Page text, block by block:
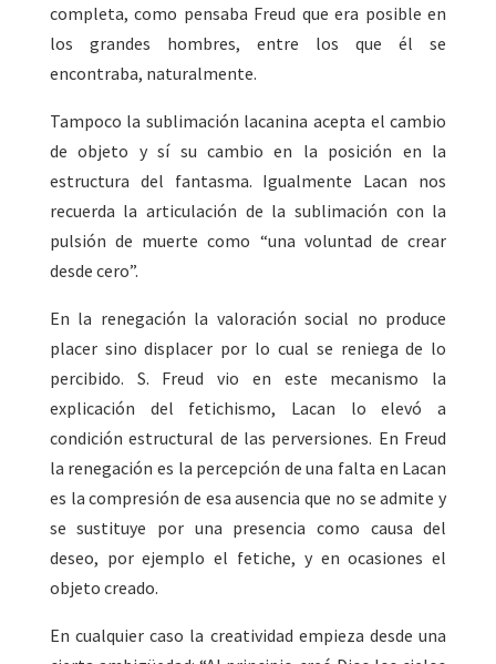
completa, como pensaba Freud que era posible en
los grandes hombres, entre los que él se
encontraba, naturalmente.
Tampoco la sublimación lacanina acepta el cambio
de objeto y sí su cambio en la posición en la
estructura del fantasma. Igualmente Lacan nos
recuerda la articulación de la sublimación con la
pulsión de muerte como “una voluntad de crear
desde cero”.
En la renegación la valoración social no produce
placer sino displacer por lo cual se reniega de lo
percibido. S. Freud vio en este mecanismo la
explicación del fetichismo, Lacan lo elevó a
condición estructural de las perversiones. En Freud
la renegación es la percepción de una falta en Lacan
es la compresión de esa ausencia que no se admite y
se sustituye por una presencia como causa del
deseo, por ejemplo el fetiche, y en ocasiones el
objeto creado.
En cualquier caso la creatividad empieza desde una